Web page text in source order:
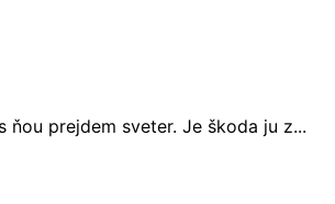
prejdem sveter. Je škoda ju z...